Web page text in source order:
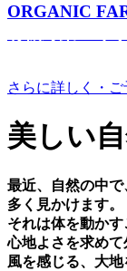
ORGANIC
さらに詳しく・ご
美しい
最近、⾃然の中
多く⾒かけます。
それは体を動か
⼼地よさを求めて
⾵を感じる、⼤